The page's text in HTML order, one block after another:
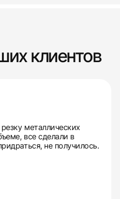
клиентов
металлических
все сделали в
не получилось.